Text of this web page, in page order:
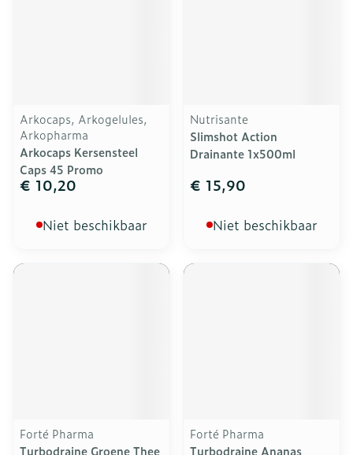
Arkocaps, Arkogelules,
Arkopharma
Arkocaps Kersensteel
Caps 45 Promo
€ 10,20
Niet beschikbaar
Nutrisante
Slimshot Action
Drainante 1x500ml
€ 15,90
Niet beschikbaar
Forté Pharma
Turbodraine Groene Thee
Forté Pharma
Turbodraine Ananas